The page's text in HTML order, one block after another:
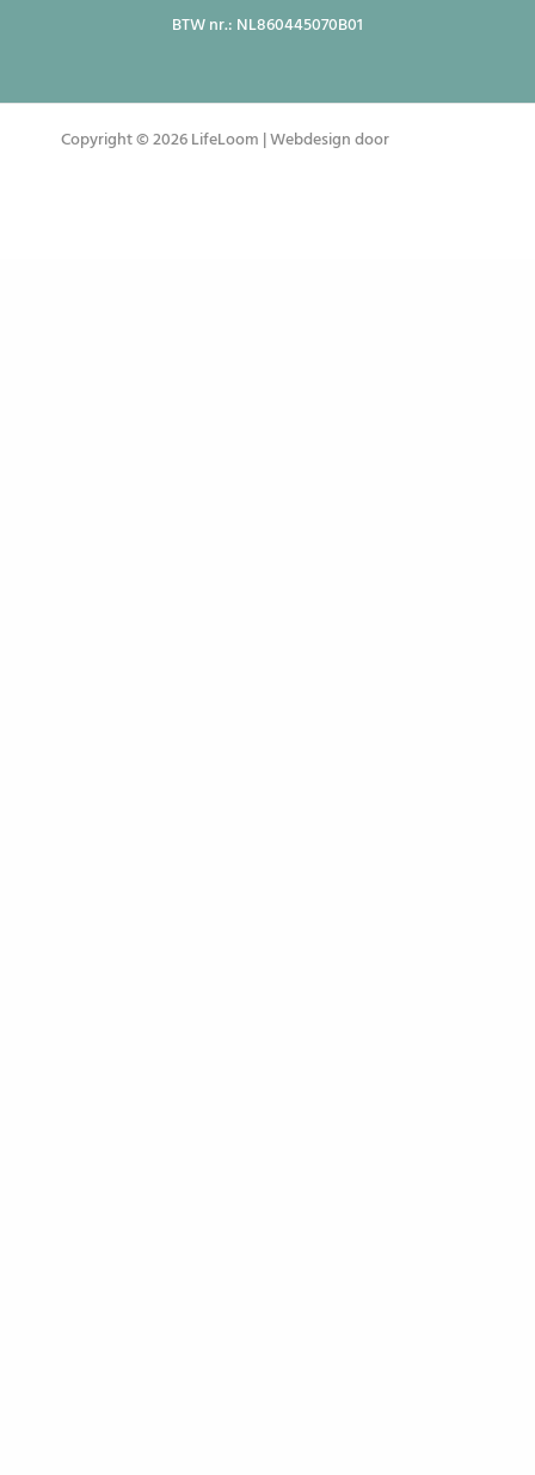
BTW nr.: NL860445070B01
Copyright © 2026 LifeLoom | Webdesign door